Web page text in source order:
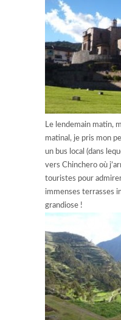
Le lendemain matin,
matinal, je pris mon
un bus local (dans
vers Chinchero où
touristes pour
immenses terrasses
grandiose !